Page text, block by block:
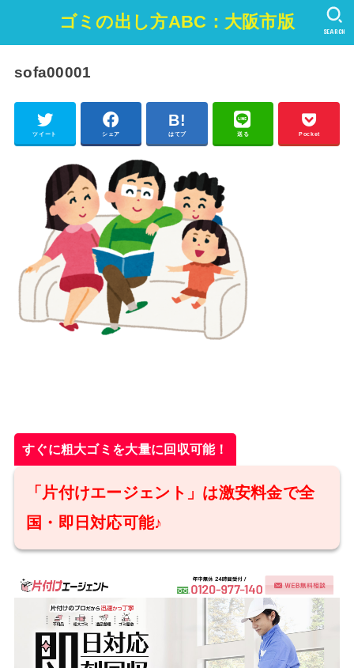
ゴミの出し方ABC：大阪市版 SEARCH
sofa00001
ツイート シェア はてブ 送る Pocket
すぐに粗大ゴミを大量に回収可能！
「片付けエージェント」は激安料金で全
国・即日対応可能♪